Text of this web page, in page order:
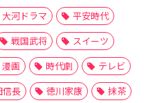
大河ドラマ
平安時代
戦国武将
スイーツ
漫画 時代劇
テレビ
信長 徳川家康
抹茶